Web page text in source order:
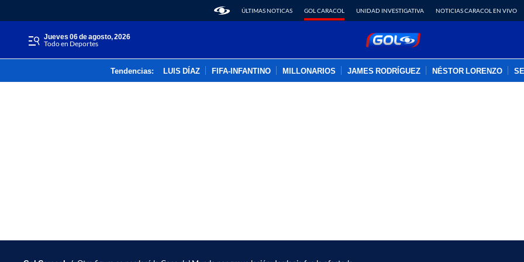
ÚLTIMAS NOTICAS GOL CARACOL UNIDAD INVESTIGATIVA NOTICIAS CARACOL EN VIVO
jueves 06 de agosto, 2026
Todo en Deportes
Tendencias: LUIS DÍAZ FIFA-INFANTINO MILLONARIOS JAMES RODRÍGUEZ NÉSTOR LORENZO